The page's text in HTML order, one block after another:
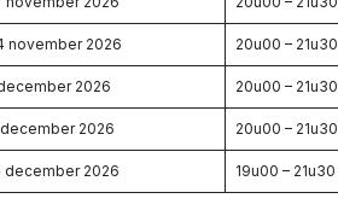
november 2026 20u00 – 21u30
2026 20u00 – 21u30
2026 20u00 – 21u30
december 2026 19u00 – 21u30